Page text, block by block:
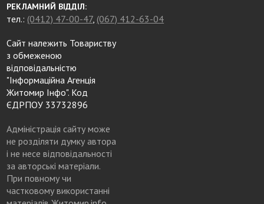
РЕКЛАМНИЙ ВІДДІЛ:
тел.: (0412) 47-00-47, (067) 412-63-04
Сайт належить Товариству
з обмеженою
відповідальністю
"Інформаційна Агенція
Житомир Інфо". Код
ЄДРПОУ 33732896
Адміністрація сайту може
не розділяти думку автора
і не несе відповідальності
за авторські матеріали.
При повному чи
частковому використанні